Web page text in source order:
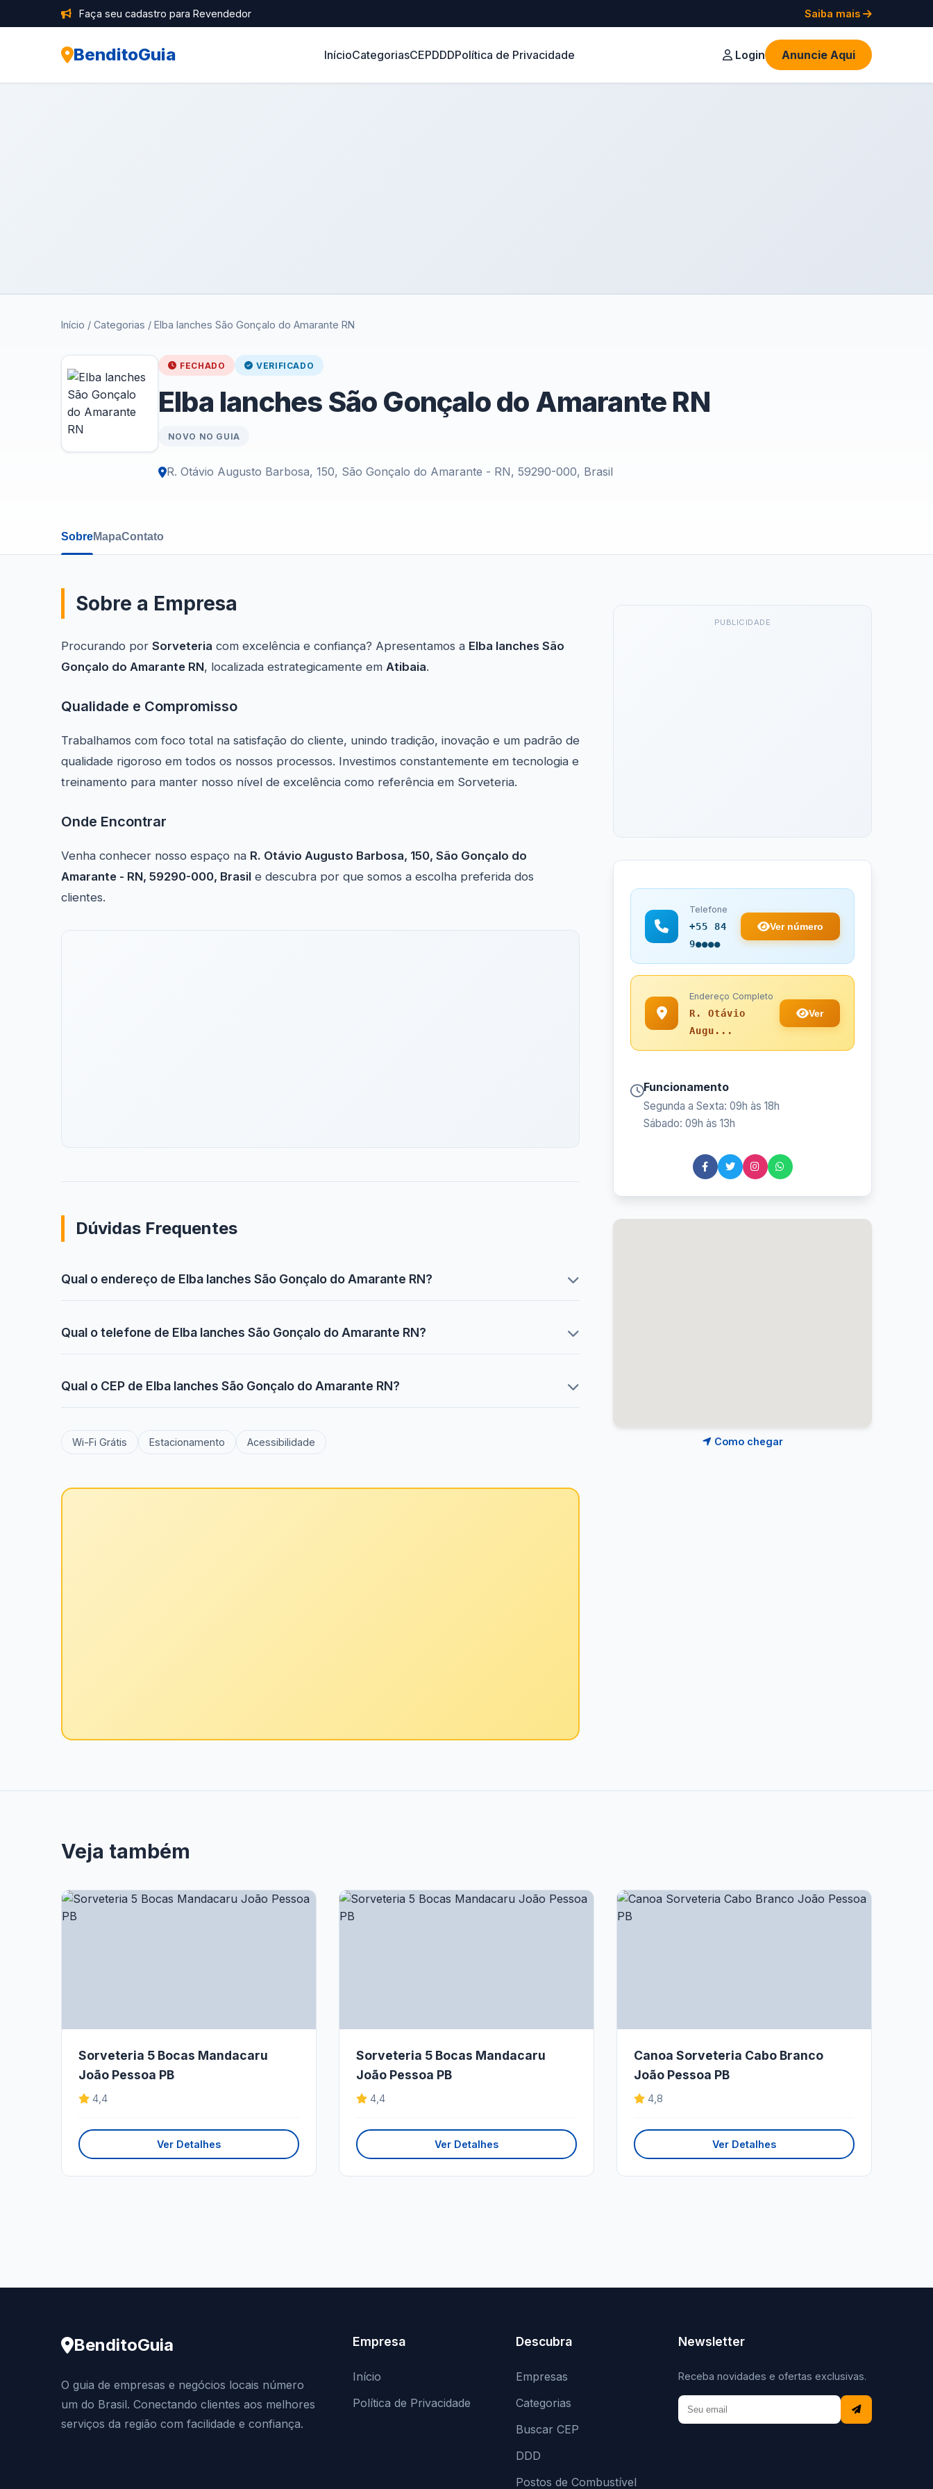
Faça seu cadastro para Revendedor Saiba mais
BenditoGuia InícioCategoriasCEPDDDPolítica de Privacidade Login Anuncie Aqui
Início / Categorias / Elba lanches São Gonçalo do Amarante RN
FECHADO VERIFICADO
Elba lanches São Gonçalo do Amarante RN
NOVO NO GUIA
R. Otávio Augusto Barbosa, 150, São Gonçalo do Amarante - RN, 59290-000, Brasil
SobreMapaContato
Sobre a Empresa
Procurando por Sorveteria com excelência e confiança? Apresentamos a Elba lanches São
Gonçalo do Amarante RN, localizada estrategicamente em Atibaia.
Qualidade e Compromisso
Trabalhamos com foco total na satisfação do cliente, unindo tradição, inovação e um padrão de
qualidade rigoroso em todos os nossos processos. Investimos constantemente em tecnologia e
treinamento para manter nosso nível de excelência como referência em Sorveteria.
Onde Encontrar
Venha conhecer nosso espaço na R. Otávio Augusto Barbosa, 150, São Gonçalo do
Amarante - RN, 59290-000, Brasil e descubra por que somos a escolha preferida dos
clientes.
Dúvidas Frequentes
Qual o endereço de Elba lanches São Gonçalo do Amarante RN?
Qual o telefone de Elba lanches São Gonçalo do Amarante RN?
Qual o CEP de Elba lanches São Gonçalo do Amarante RN?
Wi-Fi Grátis Estacionamento Acessibilidade
PUBLICIDADE
Telefone
+55 84
9●●●●
Ver número
Endereço Completo
R. Otávio
Augu...
Ver
Funcionamento
Segunda a Sexta: 09h às 18h
Sábado: 09h às 13h
Como chegar
Veja também
Sorveteria 5 Bocas Mandacaru
João Pessoa PB
4,4
Ver Detalhes
Sorveteria 5 Bocas Mandacaru
João Pessoa PB
4,4
Ver Detalhes
Canoa Sorveteria Cabo Branco
João Pessoa PB
4,8
Ver Detalhes
BenditoGuia
O guia de empresas e negócios locais número
um do Brasil. Conectando clientes aos melhores
serviços da região com facilidade e confiança.
Empresa
Início
Política de Privacidade
Descubra
Empresas
Categorias
Buscar CEP
DDD
Postos de Combustível
Newsletter
Receba novidades e ofertas exclusivas.